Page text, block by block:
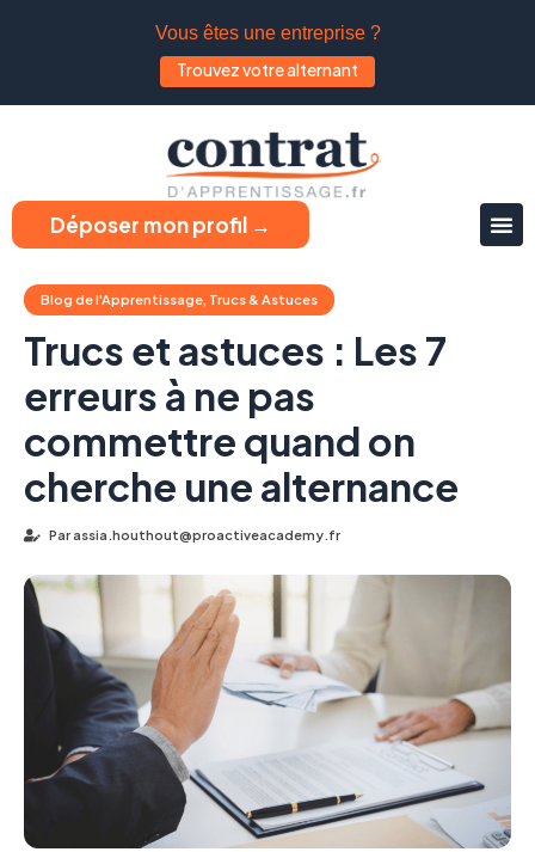
Vous êtes une entreprise ?
Trouvez votre alternant
Déposer mon profil →
Blog de l'Apprentissage, Trucs & Astuces
Trucs et astuces : Les 7
erreurs à ne pas
commettre quand on
cherche une alternance
Parassia.houthout@proactiveacademy.fr